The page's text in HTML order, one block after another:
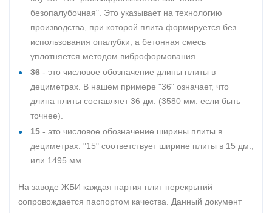
безопалубочная". Это указывает на технологию
производства, при которой плита формируется без
использования опалубки, а бетонная смесь
уплотняется методом виброформования.
36 - это числовое обозначение длины плиты в
дециметрах. В нашем примере "36" означает, что
длина плиты составляет 36 дм. (3580 мм. если быть
точнее).
15 - это числовое обозначение ширины плиты в
дециметрах. "15" соответствует ширине плиты в 15 дм.,
или 1495 мм.
На заводе ЖБИ каждая партия плит перекрытий
сопровождается паспортом качества. Данный документ